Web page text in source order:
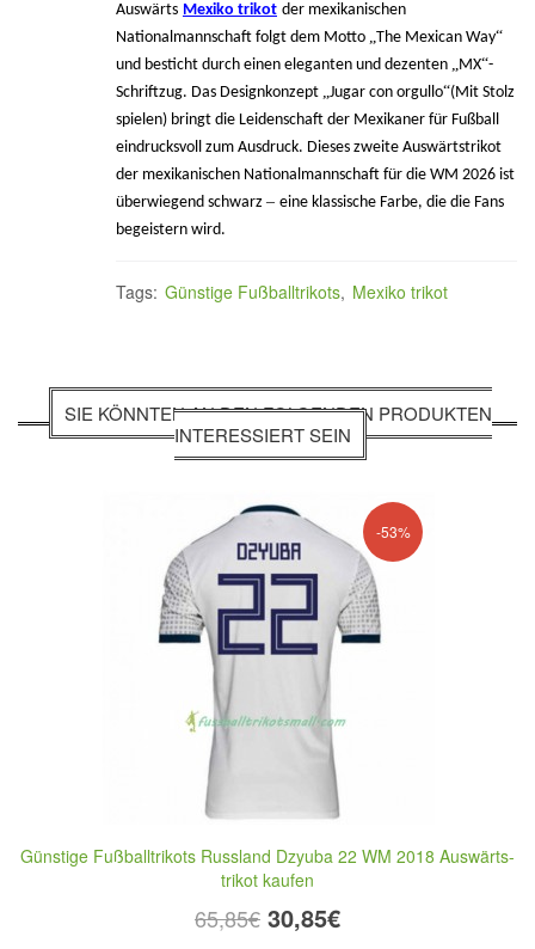
Auswärts Mexiko trikot der mexikanischen
Nationalmannschaft folgt dem Motto „The Mexican Way“
und besticht durch einen eleganten und dezenten „MX“-
Schriftzug. Das Designkonzept „Jugar con orgullo“(Mit Stolz
spielen) bringt die Leidenschaft der Mexikaner für Fußball
eindrucksvoll zum Ausdruck. Dieses zweite Auswärtstrikot
der mexikanischen Nationalmannschaft für die WM 2026 ist
überwiegend schwarz – eine klassische Farbe, die die Fans
begeistern wird.
Tags: Günstige Fußballtrikots, Mexiko trikot
SIE KÖNNTEN AN DEN FOLGENDEN PRODUKTEN
INTERESSIERT SEIN
-53%
Günstige Fußballtrikots Russland Dzyuba 22 WM 2018 Auswärts-
trikot kaufen
65,85€ 30,85€